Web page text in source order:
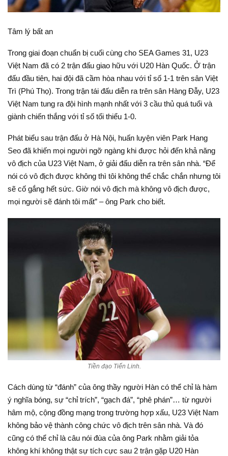
Tâm lý bất an
Trong giai đoạn chuẩn bị cuối cùng cho SEA Games 31, U23
Việt Nam đã có 2 trận đấu giao hữu với U20 Hàn Quốc. Ở trận
đấu đầu tiên, hai đội đã cầm hòa nhau với tỉ số 1-1 trên sân Việt
Trì (Phú Thọ). Trong trận tái đấu diễn ra trên sân Hàng Đẫy, U23
Việt Nam tung ra đội hình mạnh nhất với 3 cầu thủ quá tuổi và
giành chiến thắng với tỉ số tối thiểu 1-0.
Phát biểu sau trận đấu ở Hà Nội, huấn luyện viên Park Hang
Seo đã khiến mọi người ngỡ ngàng khi được hỏi đến khả năng
vô địch của U23 Việt Nam, ở giải đấu diễn ra trên sân nhà. “Để
nói có vô địch được không thì tôi không thể chắc chắn nhưng tôi
sẽ cố gắng hết sức. Giờ nói vô địch mà không vô địch được,
mọi người sẽ đánh tôi mất” – ông Park cho biết.
Tiền đạo Tiến Linh.
Cách dùng từ “đánh” của ông thầy người Hàn có thể chỉ là hàm
ý nghĩa bóng, sự “chỉ trích”, “gạch đá”, “phê phán”… từ người
hâm mộ, cộng đồng mạng trong trường hợp xấu, U23 Việt Nam
không bảo vệ thành công chức vô địch trên sân nhà. Và đó
cũng có thể chỉ là câu nói đùa của ông Park nhằm giải tỏa
không khí không thật sự tích cực sau 2 trận gặp U20 Hàn